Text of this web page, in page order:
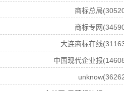
商标总局
商标专网
大连商标在线
中国现代企业报